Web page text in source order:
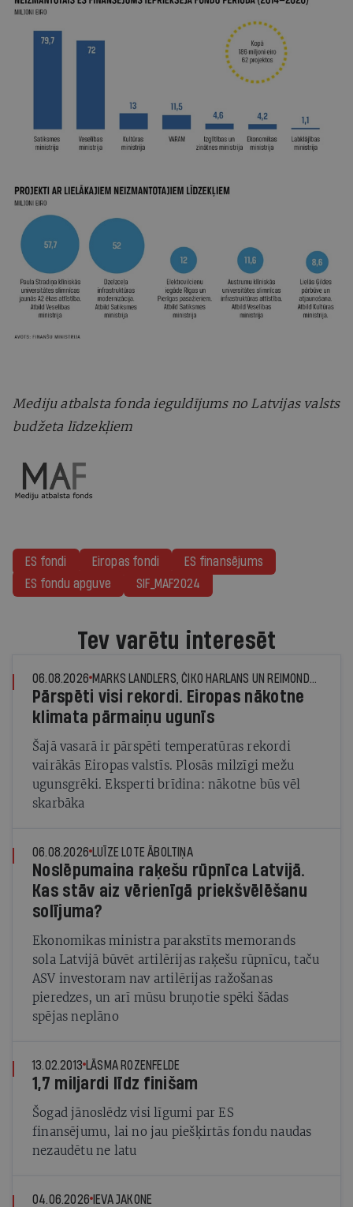
Mediju atbalsta fonda ieguldījums no Latvijas valsts
budžeta līdzekļiem
ES fondi Eiropas fondi
ES finansējums
ES fondu apguve
SIF_MAF2024
Tev varētu interesēt
06.08.2026 MARKS LANDLERS, ČIKO HARLANS UN REIMONDS DŽUNS, © THE NEW YORK TIMES NEWS SERVICE
Pārspēti visi rekordi. Eiropas nākotne
klimata pārmaiņu ugunīs
Šajā vasarā ir pārspēti temperatūras rekordi
vairākās Eiropas valstīs. Plosās milzīgi mežu
ugunsgrēki. Eksperti brīdina: nākotne būs vēl
skarbāka
06.08.2026 LUĪZE LOTE ĀBOLTIŅA
Noslēpumaina raķešu rūpnīca Latvijā.
Kas stāv aiz vērienīgā priekšvēlēšanu
solījuma?
Ekonomikas ministra parakstīts memorands
sola Latvijā būvēt artilērijas raķešu rūpnīcu, taču
ASV investoram nav artilērijas ražošanas
pieredzes, un arī mūsu bruņotie spēki šādas
spējas neplāno
13.02.2013 LĀSMA ROZENFELDE
1,7 miljardi līdz finišam
Šogad jānoslēdz visi līgumi par ES
finansējumu, lai no jau piešķirtās fondu naudas
nezaudētu ne latu
04.06.2026 IEVA JAKONE